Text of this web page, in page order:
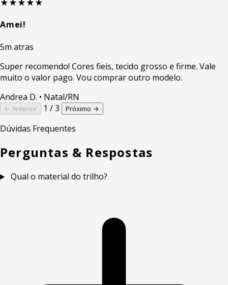
★★★★★
Amei!
5m atras
Super recomendo! Cores fieis, tecido grosso e firme. Vale
muito o valor pago. Vou comprar outro modelo.
Andrea D. • Natal/RN
← Anterior 1 / 3 Próximo →
Dúvidas Frequentes
Perguntas & Respostas
Qual o material do trilho?